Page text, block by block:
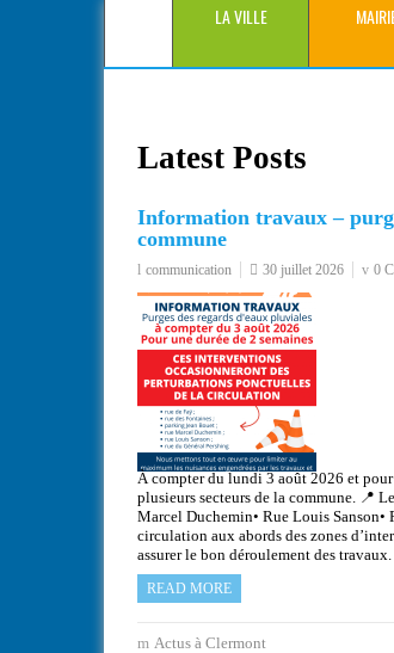
LA VILLE
Latest Posts
Information travaux –
commune
communication 30 juillet 2026 0
À compter du lundi 3 août 2026 et pour
plusieurs secteurs de la commune. 📍
Marcel Duchemin• Rue Louis
circulation aux abords des zones
assurer le bon déroulement des
READ MORE
Actus à Clermont